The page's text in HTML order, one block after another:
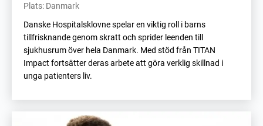
Plats: Danmark
Danske Hospitalsklovne spelar en viktig roll i barns
tillfrisknande genom skratt och sprider leenden till
sjukhusrum över hela Danmark. Med stöd från TITAN
Impact fortsätter deras arbete att göra verklig skillnad i
unga patienters liv.